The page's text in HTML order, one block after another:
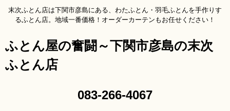
ふとん屋の奮闘～下関市彦島の末次
ふとん店
末次ふとん店は下関市彦島にある、わたふとん・羽毛ふとんを手作りす
るふとん店。地域一番価格！オーダーカーテンもお任せください！
083-266-4067